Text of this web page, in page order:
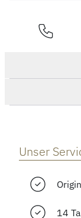
Unser
14